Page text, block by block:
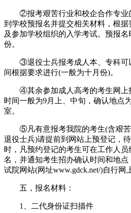
②报考艰苦行业和校企合作专业
到学校预报名并提交相关材料，根
及参加学校组织的入学考试。预报名
份。
③退役士兵报考成人本、专科可
间根据要求进行(一般为十月份)。
④其余参加成人高考的考生网上
时间一般为9月上、中旬，确认地点
室。
⑤凡有意报考我院的考生(含艰苦
退役士兵)请提前到网站上预登记，
时，凡预约登记的考生可在工作人
名，并通知考生招办确认时间和地
试院网站(网址www.gdck.net/)自行网
五，报名材料：
1、二代身份证扫描件